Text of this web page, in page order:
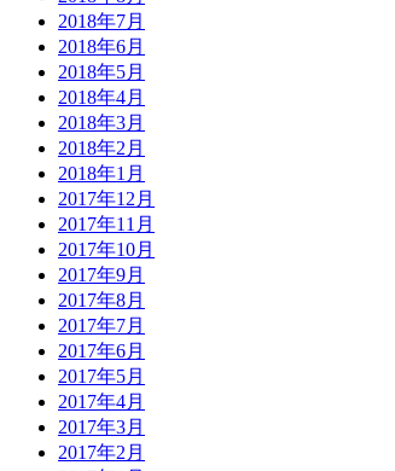
2018年7月
2018年6月
2018年5月
2018年4月
2018年3月
2018年2月
2018年1月
2017年12月
2017年11月
2017年10月
2017年9月
2017年8月
2017年7月
2017年6月
2017年5月
2017年4月
2017年3月
2017年2月